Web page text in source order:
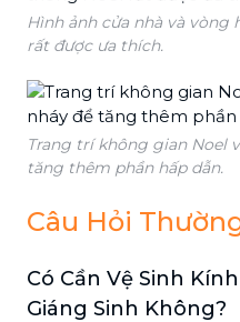
Hình ảnh cửa nhà và vòng
rất được ưa thích.
Trang trí không gian Noel
tăng thêm phần hấp dẫn.
Câu Hỏi
Có Cần Vệ Sinh
Giáng Sinh Không?